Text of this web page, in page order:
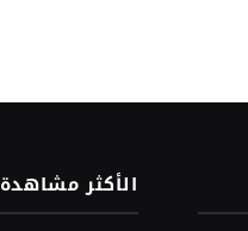
الأكثر مشاهدة